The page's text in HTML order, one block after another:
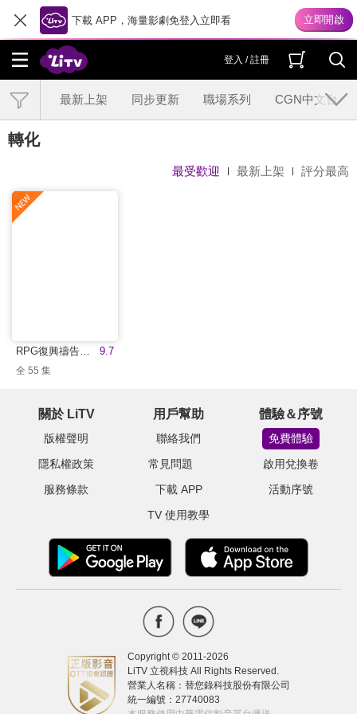
下載 APP，海量影劇免登入立即看
登入 / 註冊
最新上架 同步更新 職場系列 CGN中文台
轉化
最受歡迎 最新上架 評分最高
9.7
全 55 集
關於 LiTV
版權聲明
隱私權政策
服務條款
用戶幫助
聯絡我們
常見問題
下載 APP
TV 使用教學
體驗＆序號
免費體驗
啟用兌換卷
活動序號
Copyright © 2011-2026
LiTV 立視科技 All Rights Reserved.
營業人名稱：替您錄科技股份有限公司
統一編號：27740083